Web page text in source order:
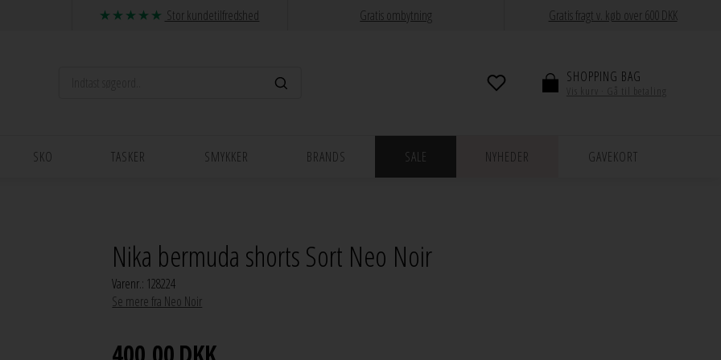
Stor kundetilfredshed Gratis ombytning Gratis fragt v. køb over 600 DKK
SHOPPING BAG
SKO TASKER SMYKKER BRANDS SALE NYHEDER GAVEKORT
Nika bermuda shorts Sort Neo Noir
Varenr.: 128224
Se mere fra Neo Noir